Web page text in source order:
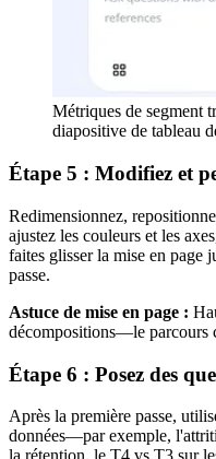
Métriques de segment
diapositive de tableau
Étape 5 : Modifiez et
Redimensionnez,
ajustez les couleurs et les
faites glisser la mise en page
passe.
Astuce de mise en page :
décompositions—le parcours
Étape 6 : Posez des
Après la première passe,
données—par exemple,